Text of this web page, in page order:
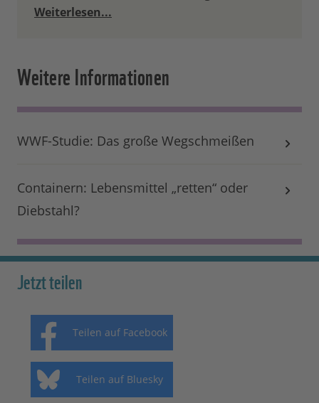
Weiterlesen...
Weitere Informationen
WWF-Studie: Das große Wegschmeißen
Containern: Lebensmittel „retten“ oder
Diebstahl?
Jetzt teilen
Teilen auf Facebook
Teilen auf Bluesky